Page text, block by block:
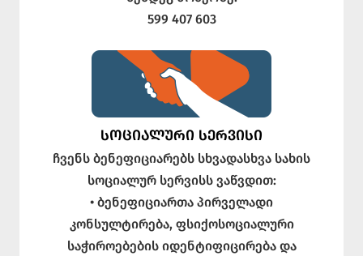
599 407 603
ᲡᲝᲪᲘᲐᲚᲣᲠᲘ ᲡᲔᲠᲕᲘᲡᲘ
ჩვენს ბენეფიციარებს სხვადასხვა სახის
სოციალურ სერვისს ვაწვდით:
• ბენეფიციართა პირველადი
კონსულტირება, ფსიქოსოციალური
საჭიროებების იდენტიფიცირება და